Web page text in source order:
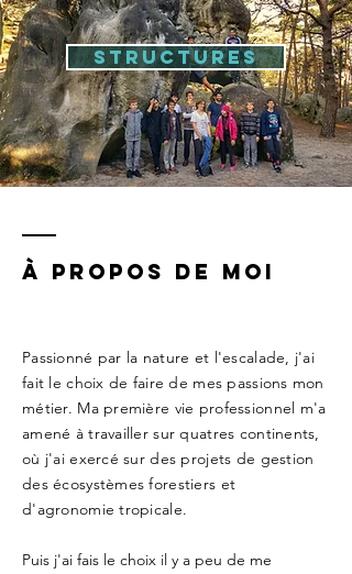
Structures
À Propos de moi
Passionné par la nature et l'escalade, j'ai
fait le choix de faire de mes passions mon
métier. Ma première vie professionnel m'a
amené à travailler sur quatres continents,
où j'ai exercé sur des projets de gestion
des écosystèmes forestiers et
d'agronomie tropicale.
Puis j'ai fais le choix il y a peu de me